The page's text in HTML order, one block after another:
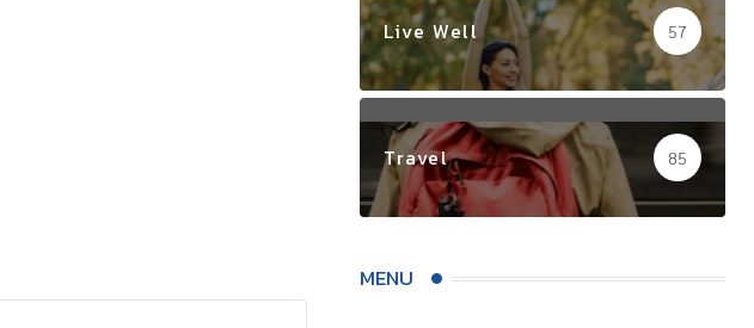
Live Well 57
Travel 85
MENU